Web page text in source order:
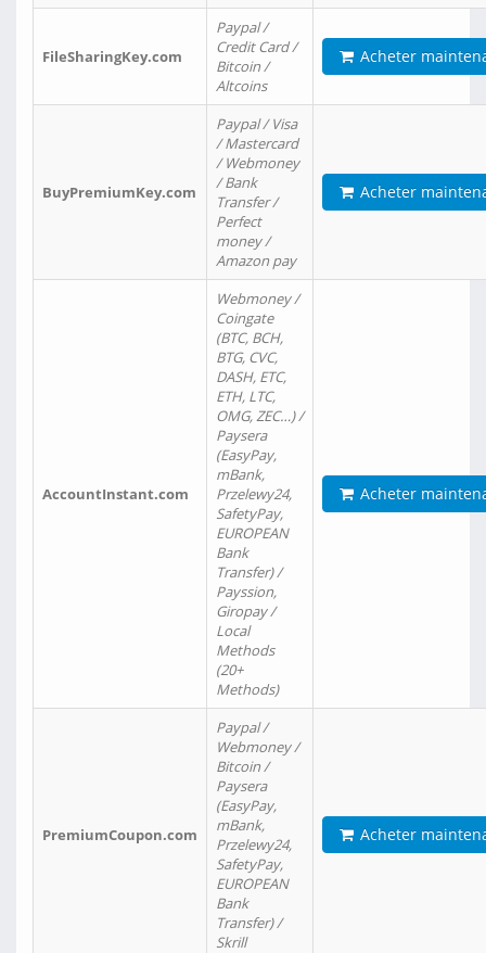
FileSharingKey.com
Paypal /
Credit Card /
Bitcoin /
Altcoins
Acheter
BuyPremiumKey.com
Paypal / Visa
/ Mastercard
/ Webmoney
/ Bank
Transfer /
Perfect
money /
Amazon pay
Acheter
AccountInstant.com
Webmoney /
Coingate
(BTC, BCH,
BTG, CVC,
DASH, ETC,
ETH, LTC,
OMG, ZEC…) /
Paysera
(EasyPay,
mBank,
Przelewy24,
SafetyPay,
EUROPEAN
Bank
Transfer) /
Payssion,
Giropay /
Local
Methods
(20+
Methods)
Acheter
PremiumCoupon.com
Paypal /
Webmoney /
Bitcoin /
Paysera
(EasyPay,
mBank,
Przelewy24,
SafetyPay,
EUROPEAN
Bank
Transfer) /
Skrill
Acheter